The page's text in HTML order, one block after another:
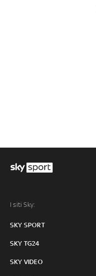
I siti Sky:
SKY SPORT
SKY TG24
SKY VIDEO